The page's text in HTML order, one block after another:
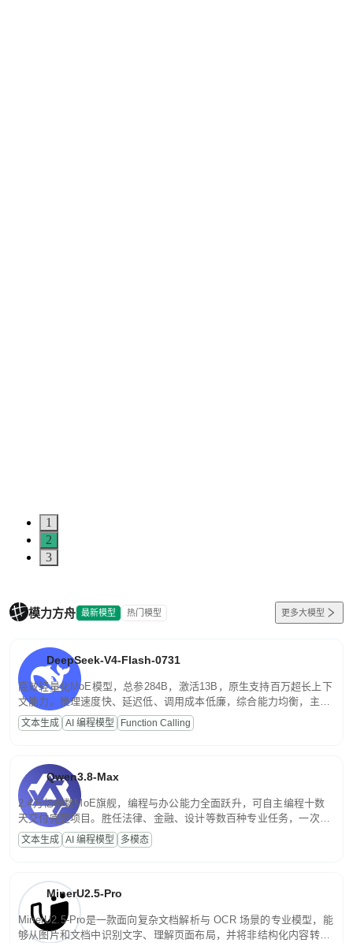
1
2
3
模力方舟 最新模型 热门模型 更多大模型
DeepSeek-V4-Flash-0731
高效轻量化MoE模型，总参284B，激活13B，原生支持百万超长上下
文能力。推理速度快、延迟低、调用成本低廉，综合能力均衡，主打
高并发、轻量化任务，适合日常对话、内容创作、基础 RAG、批量
文案处理等普惠刚需场景。
文本生成 AI 编程模型 Function Calling
Qwen3.8-Max
2.4万亿参数MoE旗舰，编程与办公能力全面跃升，可自主编程十数
天交付完整项目。胜任法律、金融、设计等数百种专业任务，一次对
话端到端交付生产级成果。原生视觉理解贯穿规划、执行与验证全流
程，支持超长文档与长视频的深度语义解析。长程任务中自主规划与
文本生成 AI 编程模型 多模态
MinerU2.5-Pro
MinerU2.5-Pro是一款面向复杂文档解析与 OCR 场景的专业模型，能
够从图片和文档中识别文字、理解页面布局，并将非结构化内容转换